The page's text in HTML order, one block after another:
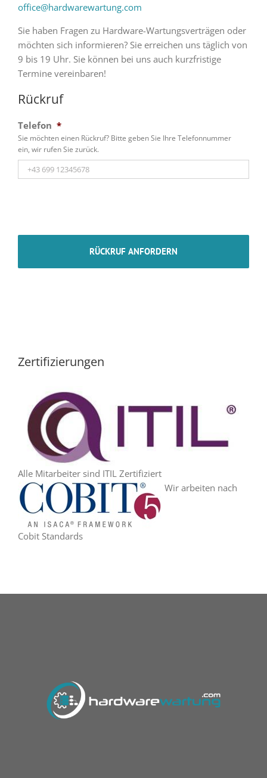
office@hardwarewartung.com
Sie haben Fragen zu Hardware-Wartungsverträgen oder
möchten sich informieren? Sie erreichen uns täglich von
9 bis 19 Uhr. Sie können bei uns auch kurzfristige
Termine vereinbaren!
Rückruf
Telefon *
Sie möchten einen Rückruf? Bitte geben Sie Ihre Telefonnummer
ein, wir rufen Sie zurück.
Zertifizierungen
Alle Mitarbeiter sind ITIL Zertifiziert
Wir arbeiten nach
Cobit Standards